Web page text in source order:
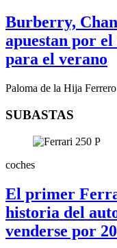
Burberry,
apuestan por
para el verano
Paloma de la Hija Ferrero
SUBASTAS
coches
El primer
historia del
venderse por